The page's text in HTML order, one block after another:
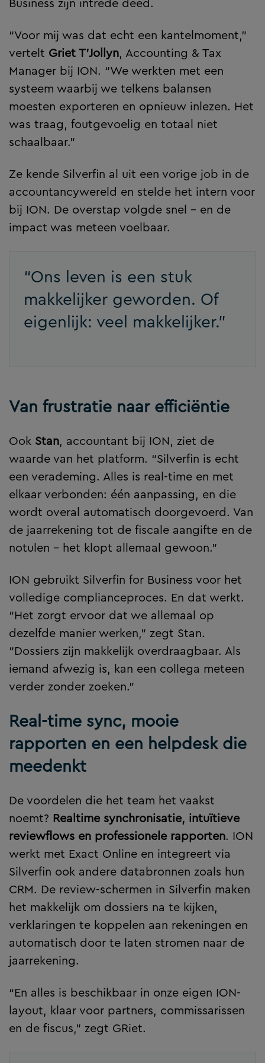
Business zijn intrede deed.
“Voor mij was dat echt een kantelmoment,”
vertelt Griet T’Jollyn, Accounting & Tax
Manager bij ION. “We werkten met een
systeem waarbij we telkens balansen
moesten exporteren en opnieuw inlezen. Het
was traag, foutgevoelig en totaal niet
schaalbaar.”
Ze kende Silverfin al uit een vorige job in de
accountancywereld en stelde het intern voor
bij ION. De overstap volgde snel – en de
impact was meteen voelbaar.
“Ons leven is een stuk
makkelijker geworden. Of
eigenlijk: veel makkelijker.”
Van frustratie naar efficiëntie
Ook Stan, accountant bij ION, ziet de
waarde van het platform. “Silverfin is echt
een verademing. Alles is real-time en met
elkaar verbonden: één aanpassing, en die
wordt overal automatisch doorgevoerd. Van
de jaarrekening tot de fiscale aangifte en de
notulen – het klopt allemaal gewoon.”
ION gebruikt Silverfin for Business voor het
volledige complianceproces. En dat werkt.
“Het zorgt ervoor dat we allemaal op
dezelfde manier werken,” zegt Stan.
“Dossiers zijn makkelijk overdraagbaar. Als
iemand afwezig is, kan een collega meteen
verder zonder zoeken.”
Real-time sync, mooie
rapporten en een helpdesk die
meedenkt
De voordelen die het team het vaakst
noemt? Realtime synchronisatie, intuïtieve
reviewflows en professionele rapporten. ION
werkt met Exact Online en integreert via
Silverfin ook andere databronnen zoals hun
CRM. De review-schermen in Silverfin maken
het makkelijk om dossiers na te kijken,
verklaringen te koppelen aan rekeningen en
automatisch door te laten stromen naar de
jaarrekening.
“En alles is beschikbaar in onze eigen ION-
layout, klaar voor partners, commissarissen
en de fiscus,” zegt GRiet.